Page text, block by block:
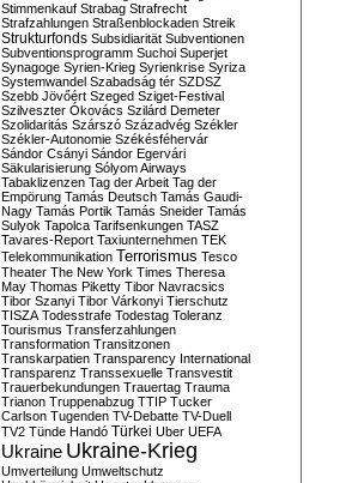
Stimmenkauf Strabag Strafrecht
Strafzahlungen Straßenblockaden Streik
Strukturfonds Subsidiarität Subventionen
Subventionsprogramm Suchoi Superjet
Synagoge Syrien-Krieg Syrienkrise Syriza
Systemwandel Szabadság tér SZDSZ
Szebb Jövőért Szeged Sziget-Festival
Szilveszter Ókovács Szilárd Demeter
Szolidaritás Szárszó Századvég Székler
Székler-Autonomie Székésféhervár
Sándor Csányi Sándor Egervári
Säkularisierung Sólyom Airways
Tabaklizenzen Tag der Arbeit Tag der
Empörung Tamás Deutsch Tamás Gaudi-
Nagy Tamás Portik Tamás Sneider Tamás
Sulyok Tapolca Tarifsenkungen TASZ
Tavares-Report Taxiunternehmen TEK
Telekommunikation Terrorismus Tesco
Theater The New York Times Theresa
May Thomas Piketty Tibor Navracsics
Tibor Szanyi Tibor Várkonyi Tierschutz
TISZA Todesstrafe Todestag Toleranz
Tourismus Transferzahlungen
Transformation Transitzonen
Transkarpatien Transparency International
Transparenz Transsexuelle Transvestit
Trauerbekundungen Trauertag Trauma
Trianon Truppenabzug TTIP Tucker
Carlson Tugenden TV-Debatte TV-Duell
TV2 Tünde Handó Türkei Uber UEFA
Ukraine Ukraine-Krieg
Umverteilung Umweltschutz